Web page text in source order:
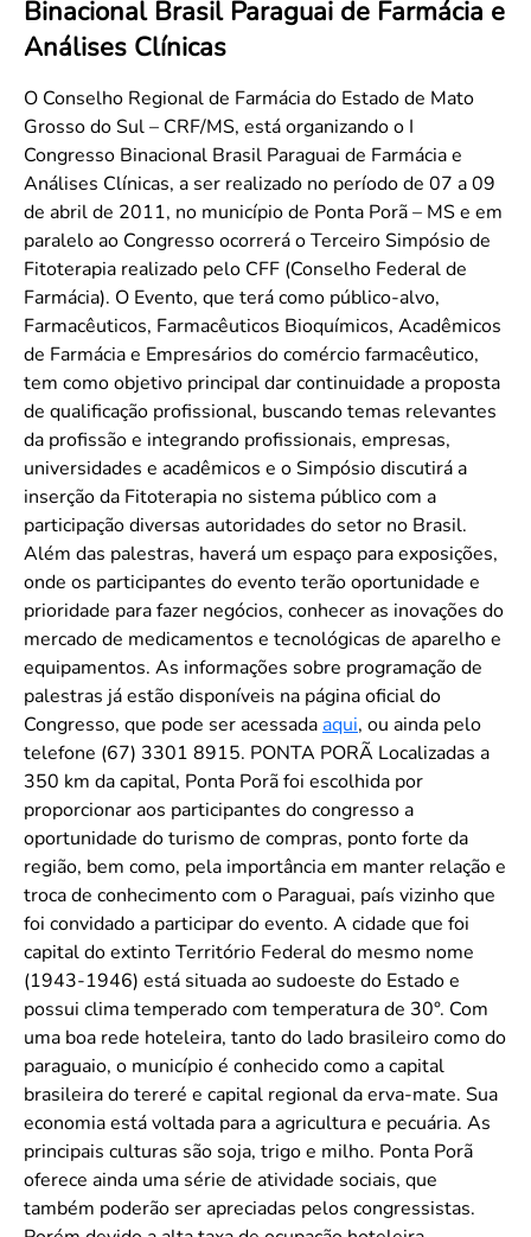
Convenção Coletiva 2025/2026 – Piso salarial Farmácias e Drogaria
Consulta de Farmacêuticos e Estabelecimentos Inscritos no CRF/MS
Saúde Pública e Indígena
Calendário Eleitoral
Candidatos
Votação
Dúvidas Frequentes
Eleições Anteriores
Binacional Brasil Paraguai de Farmácia e
Análises Clínicas
O Conselho Regional de Farmácia do Estado de Mato
Grosso do Sul – CRF/MS, está organizando o I
Congresso Binacional Brasil Paraguai de Farmácia e
Análises Clínicas, a ser realizado no período de 07 a 09
de abril de 2011, no município de Ponta Porã – MS e em
paralelo ao Congresso ocorrerá o Terceiro Simpósio de
Fitoterapia realizado pelo CFF (Conselho Federal de
Farmácia). O Evento, que terá como público-alvo,
Farmacêuticos, Farmacêuticos Bioquímicos, Acadêmicos
de Farmácia e Empresários do comércio farmacêutico,
tem como objetivo principal dar continuidade a proposta
de qualificação profissional, buscando temas relevantes
da profissão e integrando profissionais, empresas,
universidades e acadêmicos e o Simpósio discutirá a
inserção da Fitoterapia no sistema público com a
participação diversas autoridades do setor no Brasil.
Além das palestras, haverá um espaço para exposições,
onde os participantes do evento terão oportunidade e
prioridade para fazer negócios, conhecer as inovações do
mercado de medicamentos e tecnológicas de aparelho e
equipamentos. As informações sobre programação de
palestras já estão disponíveis na página oficial do
Congresso, que pode ser acessada aqui, ou ainda pelo
telefone (67) 3301 8915. PONTA PORÃ Localizadas a
350 km da capital, Ponta Porã foi escolhida por
proporcionar aos participantes do congresso a
oportunidade do turismo de compras, ponto forte da
região, bem como, pela importância em manter relação e
troca de conhecimento com o Paraguai, país vizinho que
foi convidado a participar do evento. A cidade que foi
capital do extinto Território Federal do mesmo nome
(1943-1946) está situada ao sudoeste do Estado e
possui clima temperado com temperatura de 30°. Com
uma boa rede hoteleira, tanto do lado brasileiro como do
paraguaio, o município é conhecido como a capital
brasileira do tereré e capital regional da erva-mate. Sua
economia está voltada para a agricultura e pecuária. As
principais culturas são soja, trigo e milho. Ponta Porã
oferece ainda uma série de atividade sociais, que
também poderão ser apreciadas pelos congressistas.